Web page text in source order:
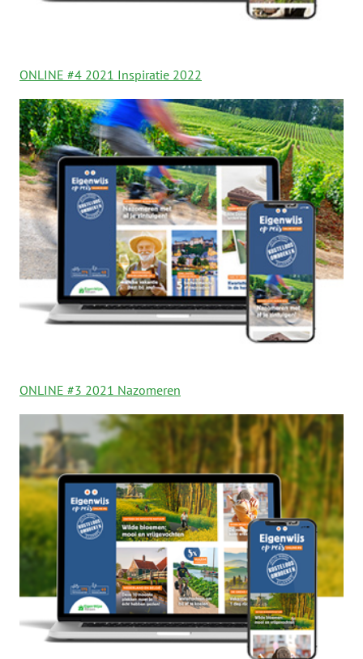
ONLINE #4 2021 Inspiratie 2022
ONLINE #3 2021 Nazomeren